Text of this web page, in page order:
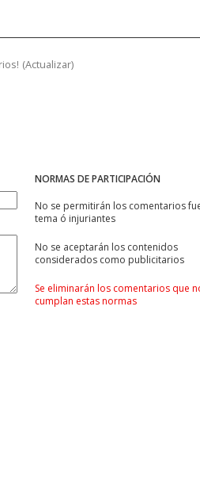
(Actualizar)
NORMAS DE PARTICIPACIÓN
No se permitirán los comentarios
tema ó injuriantes
No se aceptarán los contenidos
considerados como publicitarios
Se eliminarán los comentarios que
cumplan estas normas